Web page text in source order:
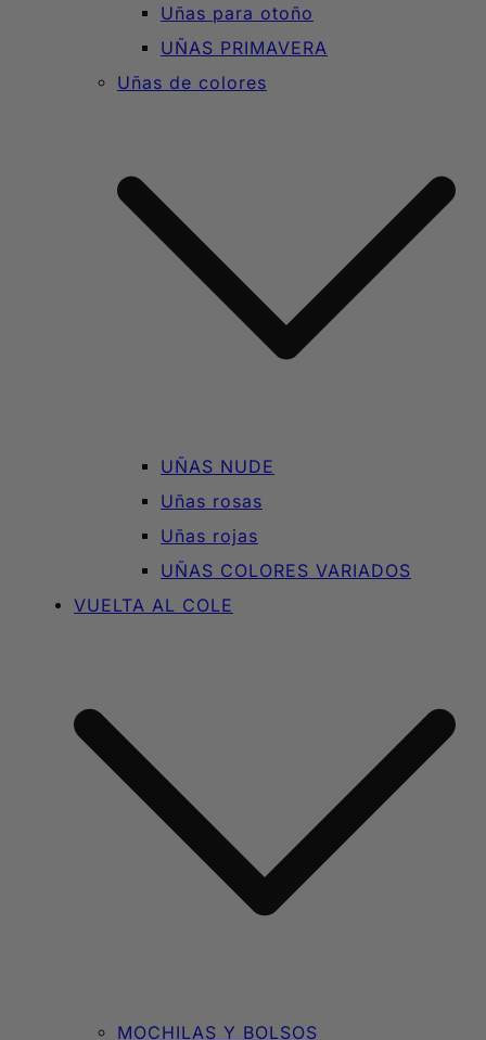
Uñas para otoño
UÑAS PRIMAVERA
Uñas de colores
UÑAS NUDE
Uñas rosas
Uñas rojas
UÑAS COLORES VARIADOS
VUELTA AL COLE
MOCHILAS Y BOLSOS